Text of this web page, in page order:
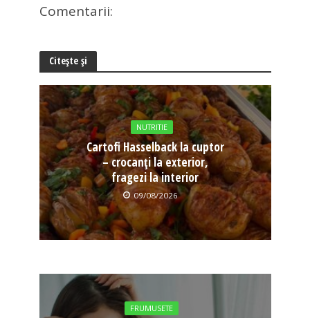
Comentarii:
Citește și
NUTRITIE
Cartofi Hasselback la cuptor
– crocanți la exterior,
fragezi la interior
09/08/2026
FRUMUSETE